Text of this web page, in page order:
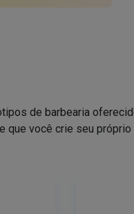
de barbearia
que você crie seu